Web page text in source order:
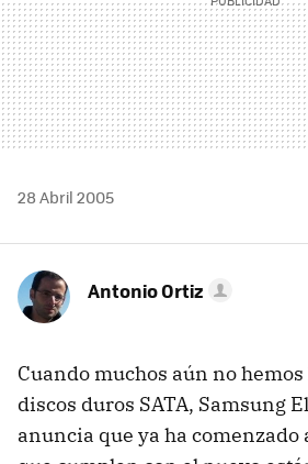
28 Abril 2005
Antonio Ortiz
Cuando muchos aún no hemos
discos duros SATA, Samsung
anuncia que ya ha